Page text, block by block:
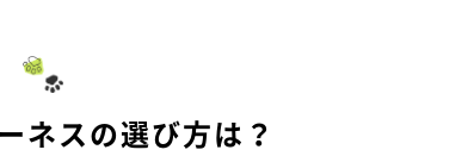
ネスの選び方は？